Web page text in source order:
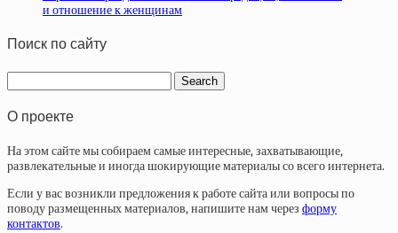
и отношение к женщинам
Поиск по сайту
О проекте
На этом сайте мы собираем самые интересные, захватывающие,
развлекательные и иногда шокирующие материалы со всего интернета.
Если у вас возникли предложения к работе сайта или вопросы по
поводу размещенных материалов, напишите нам через форму
контактов.